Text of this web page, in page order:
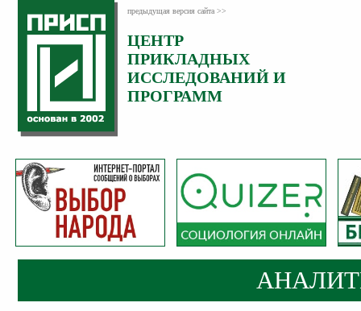
предыдущая версия сайта >>
ЦЕНТР
ПРИКЛАДНЫХ
ИССЛЕДОВАНИЙ И
ПРОГРАММ
Категория:
Аналитика